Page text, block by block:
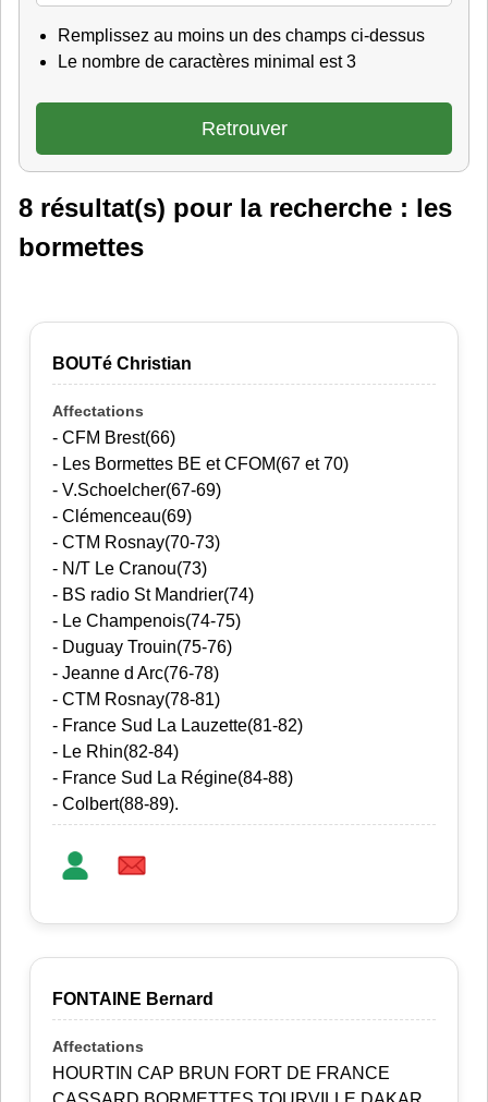
Remplissez au moins un des champs ci-dessus
Le nombre de caractères minimal est 3
8 résultat(s) pour la recherche : les
bormettes
BOUTé Christian
- CFM Brest(66)
- Les Bormettes BE et CFOM(67 et 70)
- V.Schoelcher(67-69)
- Clémenceau(69)
- CTM Rosnay(70-73)
- N/T Le Cranou(73)
- BS radio St Mandrier(74)
- Le Champenois(74-75)
- Duguay Trouin(75-76)
- Jeanne d Arc(76-78)
- CTM Rosnay(78-81)
- France Sud La Lauzette(81-82)
- Le Rhin(82-84)
- France Sud La Régine(84-88)
- Colbert(88-89).
FONTAINE Bernard
HOURTIN CAP BRUN FORT DE FRANCE